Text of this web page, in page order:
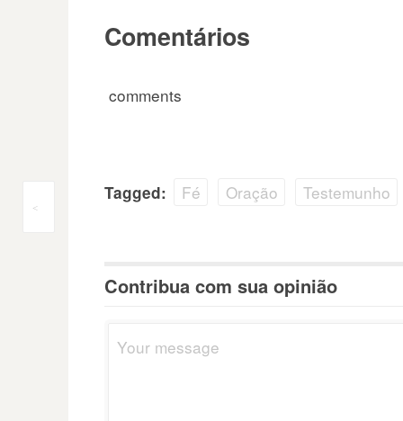
do
Post
<
Comentários
comments
Tagged: Fé Oração Testemunho
Contribua com sua opinião